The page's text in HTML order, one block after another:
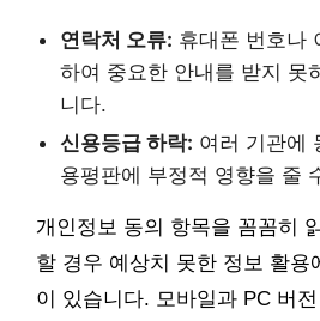
연락처 오류: 휴대폰 번호나
하여 중요한 안내를 받지 못
니다.
신용등급 하락: 여러 기관에
용평판에 부정적 영향을 줄
개인정보 동의 항목을 꼼꼼히
할 경우 예상치 못한 정보 활용
이 있습니다. 모바일과 PC 버